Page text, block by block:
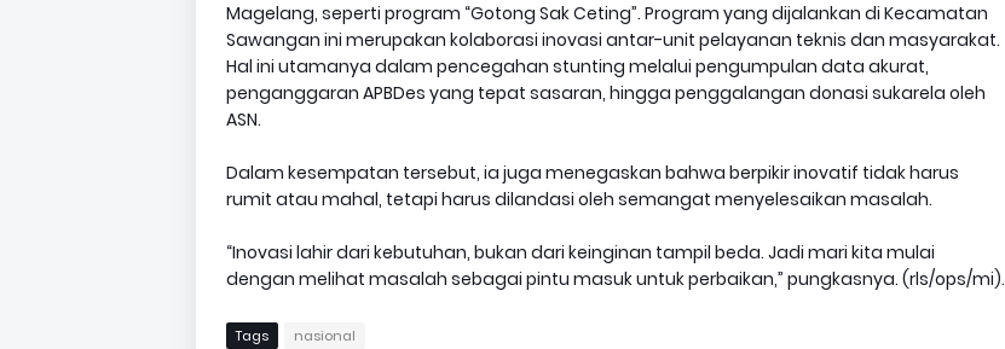
Magelang, seperti program “Gotong Sak Ceting”. Program yang dijalankan di Kecamatan
Sawangan ini merupakan kolaborasi inovasi antar-unit pelayanan teknis dan masyarakat.
Hal ini utamanya dalam pencegahan stunting melalui pengumpulan data akurat,
penganggaran APBDes yang tepat sasaran, hingga penggalangan donasi sukarela oleh
ASN.
Dalam kesempatan tersebut, ia juga menegaskan bahwa berpikir inovatif tidak harus
rumit atau mahal, tetapi harus dilandasi oleh semangat menyelesaikan masalah.
“Inovasi lahir dari kebutuhan, bukan dari keinginan tampil beda. Jadi mari kita mulai
dengan melihat masalah sebagai pintu masuk untuk perbaikan,” pungkasnya. (rls/ops/mi).
Tags nasional